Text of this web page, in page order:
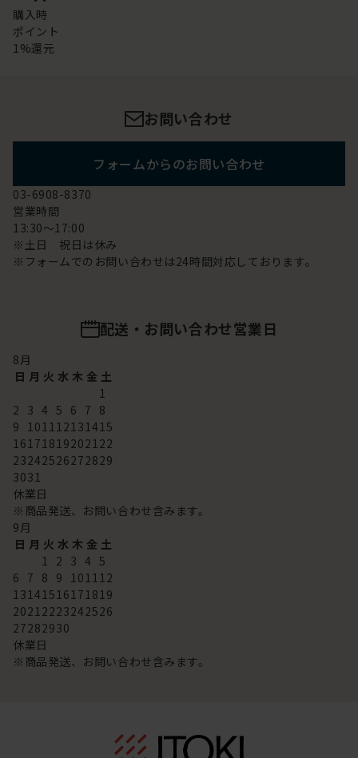
購入時
ポイント
1%還元
お問い合わせ
フォームからのお問い合わせ
03-6908-8370
営業時間
13:30～17:00
※土日 祝日は休み
※フォームでのお問い合わせは24時間対応しております。
配送・お問い合わせ営業日
8月
日 月 火 水 木 金 土
1
2 3 4 5 6 7 8
9 101112131415
16171819202122
23242526272829
3031
休業日
※商品発送、お問い合わせ含みます。
9月
日 月 火 水 木 金 土
1 2 3 4 5
6 7 8 9 101112
13141516171819
20212223242526
27282930
休業日
※商品発送、お問い合わせ含みます。